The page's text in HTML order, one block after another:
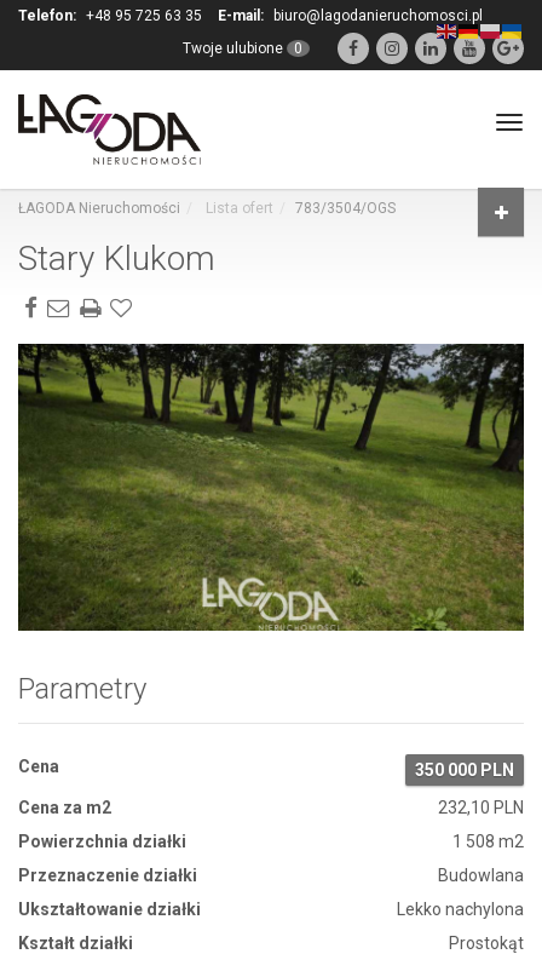
Telefon: +48 95 725 63 35 E-mail:
biuro@lagodanieruchomosci.pl
Twoje ulubione
0
ŁAGODA Nieruchomości Lista ofert 783/3504/OGS
Stary Klukom
Zdjęcie 1
Parametry
Cena
350 000 PLN
Cena za m2
232,10 PLN
Powierzchnia działki
1 508 m2
Przeznaczenie działki
Budowlana
Ukształtowanie działki
Lekko nachylona
Kształt działki
Prostokąt